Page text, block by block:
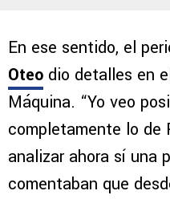
En ese sentido, el
Oteo dio detalles en
Máquina. “Yo veo
completamente lo de
analizar ahora sí una
comentaban que